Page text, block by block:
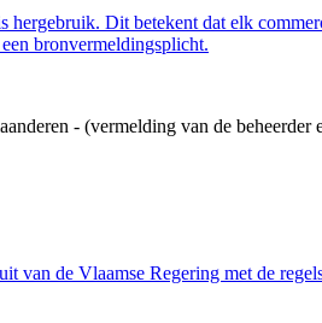
hergebruik. Dit betekent dat elk
bronvermeldingsplicht.
- (vermelding van de beheerder
van de Vlaamse Regering met de